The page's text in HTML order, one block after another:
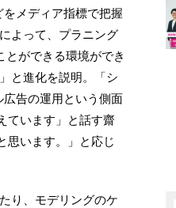
メディア指標で把握
よって、プラニング
ができる環境ができ
と進化を説明。「シ
告の運用という側面
ています」と話す齋
思います。」と応じ
り、モデリングのケ